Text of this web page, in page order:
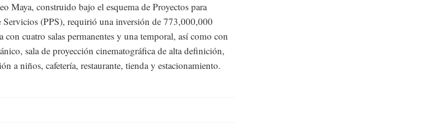
Maya, construido bajo el esquema de Proyectos para
Servicios (PPS), requirió una inversión de 773,000,000
con cuatro salas permanentes y una temporal, así como con
sala de proyección cinematográfica de alta definición,
a niños, cafetería, restaurante, tienda y estacionamiento.